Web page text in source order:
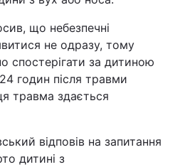
що небезпечні
не одразу, тому
спостерігати за дитиною
годин після травми
травма здається
відповів на запитання
дитині з